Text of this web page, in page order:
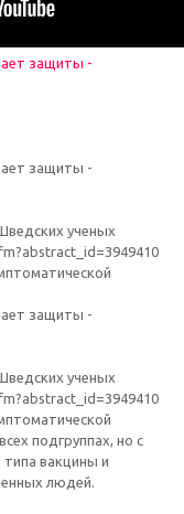
защиты -
защиты -
ученых
защиты -
ученых
подгруппах, но с
вакцины и
людей.